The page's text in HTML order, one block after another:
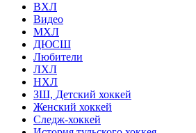
ВХЛ
Видео
МХЛ
ДЮСШ
Любители
ЛХЛ
НХЛ
ЗШ, Детский хоккей
Женский хоккей
Следж-хоккей